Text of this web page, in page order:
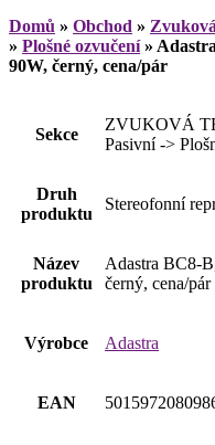
Domů » Obchod »
» Plošné ozvučení»
90W, černý, cena/pár
Sekce
ZVUKOVÁ
Pasivní ->
Druh
produktu
Stereofonní
Název
produktu
Adastra BC8-
černý, cena/pár
Výrobce Adastra
EAN